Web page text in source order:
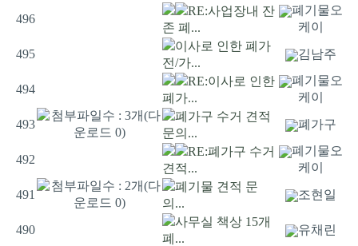
496
RE:사업장내 잔
존 폐...
폐기물오
케이
495
이사로 인한 폐가
전/가...
김남주
494
RE:이사로 인한
폐가...
폐기물오
케이
493
폐가구 수거 견적
문의...
폐가구
492
RE:폐가구 수거
견적...
폐기물오
케이
491
폐기물 견적 문
의...
조현일
490
사무실 책상 15개
폐...
유채린